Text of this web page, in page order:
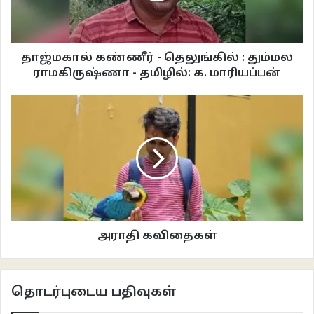
நான்காவது வருடத்தில் வந்த நாத்தனார் மகனை
உள் அறைக்குக் கூட்டிச் சென்று
அப்பத்தா என்ன சொன்னாளோ
அடுத்த மூகூர்த்தத்திலேயே
கல்யாணம் முடிந்து
புகுந்தவீடு போனாள்.
மாப்பிள்ளையிடம் என்ன சொன்னாய் என
அப்பத்தாவிடம் கேட்டவர்களுக்கெல்லாம்
சுரைக்காய்க்கு உப்புப்பத்தலைனு சொன்னேன் என்பாள் அப்பத்தா.
திலகமக்கா இரண்டாவது
மறுவீடு வந்து வெற்றிகரமாய் புகுந்த வீட்டிற்குக்
கார் ஏறியதும்
அப்பத்தாவின் காலில் விழுந்த அம்மா அப்பத்தாவிடம் கும்பிட்டுக்
அன்றைக்கு என்ன சொன்னீங்க…
சிரித்தபடி அப்பத்தா சொன்னாள்
தாஜ்மகால் கண்ணீர் - தெலுங்கில் : தும்மல
ராமகிருஷ்ணா - தமிழில்: க. மாரியப்பன்
அராதி கவிதைகள்
தொடர்புடைய பதிவுகள்